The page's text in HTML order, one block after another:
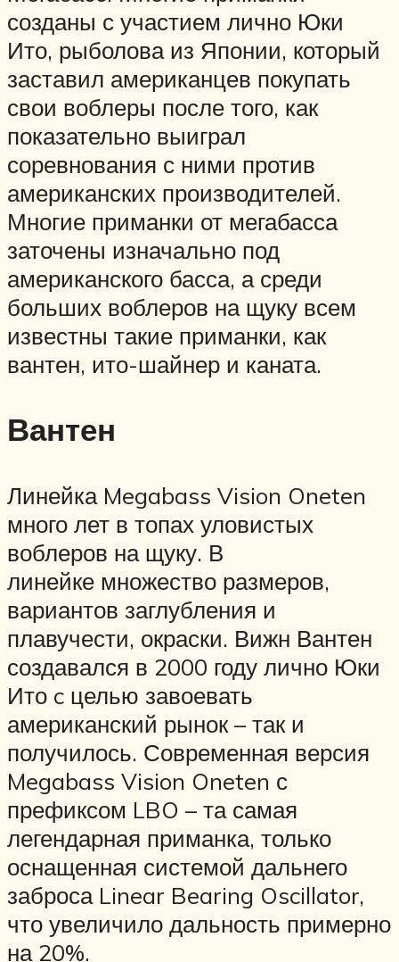
созданы с участием лично Юки
Ито, рыболова из Японии, который
заставил американцев покупать
свои воблеры после того, как
показательно выиграл
соревнования с ними против
американских производителей.
Многие приманки от мегабасса
заточены изначально под
американского басса, а среди
больших воблеров на щуку всем
известны такие приманки, как
вантен, ито-шайнер и каната.
Вантен
Линейка Megabass Vision Oneten
много лет в топах уловистых
воблеров на щуку. В
линейке множество размеров,
вариантов заглубления и
плавучести, окраски. Вижн Вантен
создавался в 2000 году лично Юки
Ито c целью завоевать
американский рынок – так и
получилось. Современная версия
Megabass Vision Oneten с
префиксом LBO – та самая
легендарная приманка, только
оснащенная системой дальнего
заброса Linear Bearing Oscillator,
что увеличило дальность примерно
на 20%.